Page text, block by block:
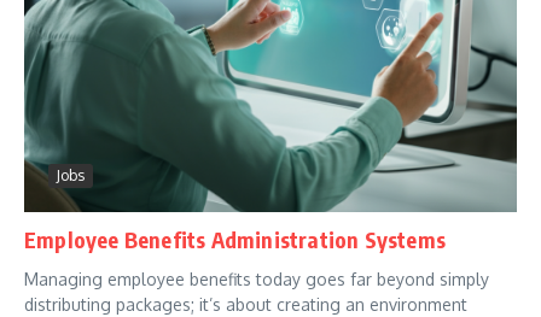
Jobs
Employee Benefits Administration Systems
Managing employee benefits today goes far beyond simply
distributing packages; it’s about creating an environment